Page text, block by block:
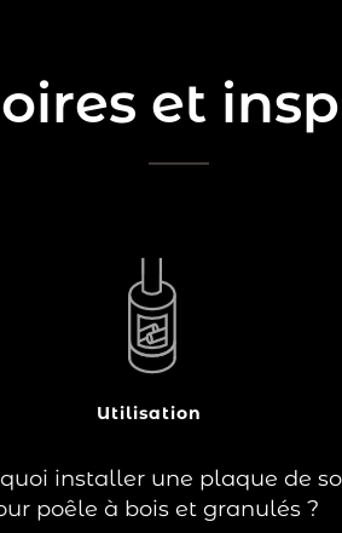
et
Utilisation
installer une plaque de
poêle à bois et granulés ?
les températures qui baissent à
vous avez décidé d’équiper
votre foyer, d’un
poêle à bois ou à
de chauffer votre intérieur
tout en réduisant votre